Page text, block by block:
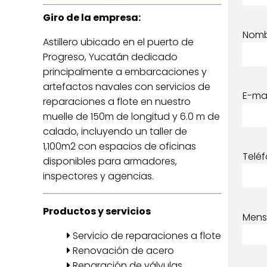
Giro de la empresa:
Astillero ubicado en el puerto de
Progreso, Yucatán dedicado
principalmente a embarcaciones y
artefactos navales con servicios de
reparaciones a flote en nuestro
muelle de 150m de longitud y 6.0 m de
calado, incluyendo un taller de
1,100m2 con espacios de oficinas
disponibles para armadores,
inspectores y agencias.
Productos y servicios
Servicio de reparaciones a flote
Renovación de acero
E-